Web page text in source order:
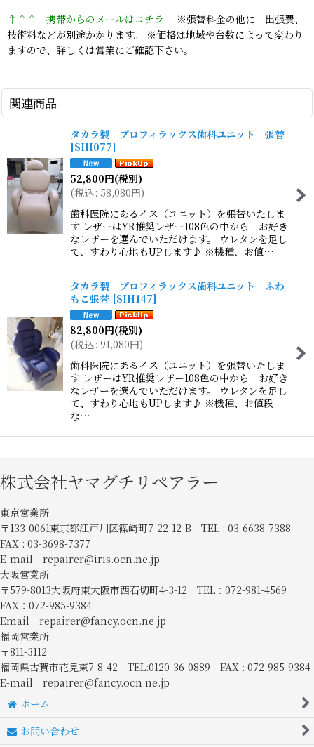
↑↑↑ 携帯からのメールはコチラ
※張替料金の他に 出張費、
技術料などが別途かかります。 ※価格は地域や台数によって変わり
ますので、詳しくは営業にご確認下さい。
関連商品
タカラ製 プロフィラックス歯科ユニット 張替
[SIH077]
52,800円(税別)
(税込: 58,080円)
歯科医院にあるイス（ユニット）を張替いたしま
す レザーはYR推奨レザー108色の中から お好き
なレザーを選んでいただけます。 ウレタンを足し
て、すわり心地もUPします♪ ※機種、お値…
タカラ製 プロフィラックス歯科ユニット ふわ
もこ張替 [SIH147]
82,800円(税別)
(税込: 91,080円)
歯科医院にあるイス（ユニット）を張替いたしま
す レザーはYR推奨レザー108色の中から お好き
なレザーを選んでいただけます。 ウレタンを足し
て、すわり心地もUPします♪ ※機種、お値段
な…
株式会社ヤマグチリペアラー
東京営業所
〒133-0061東京都江戸川区篠崎町7-22-12-B TEL : 03-6638-7388
FAX : 03-3698-7377
E-mail repairer@iris.ocn.ne.jp
大阪営業所
〒579-8013大阪府東大阪市西石切町4-3-12 TEL：072-981-4569
FAX：072-985-9384
Email repairer@fancy.ocn.ne.jp
福岡営業所
〒811-3112
福岡県古賀市花見東7-8-42 TEL:0120-36-0889 FAX : 072-985-9384
E-mail repairer@fancy.ocn.ne.jp
ホーム
お問い合わせ